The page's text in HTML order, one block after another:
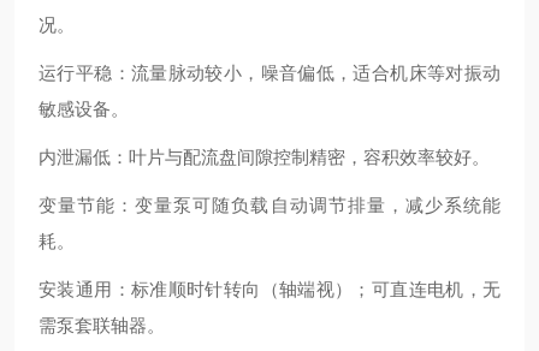
况。
运行平稳：流量脉动较小，噪音偏低，适合机床等对振动
敏感设备。
内泄漏低：叶片与配流盘间隙控制精密，容积效率较好。
变量节能：变量泵可随负载自动调节排量，减少系统能
耗。
安装通用：标准顺时针转向（轴端视）；可直连电机，无
需泵套联轴器。